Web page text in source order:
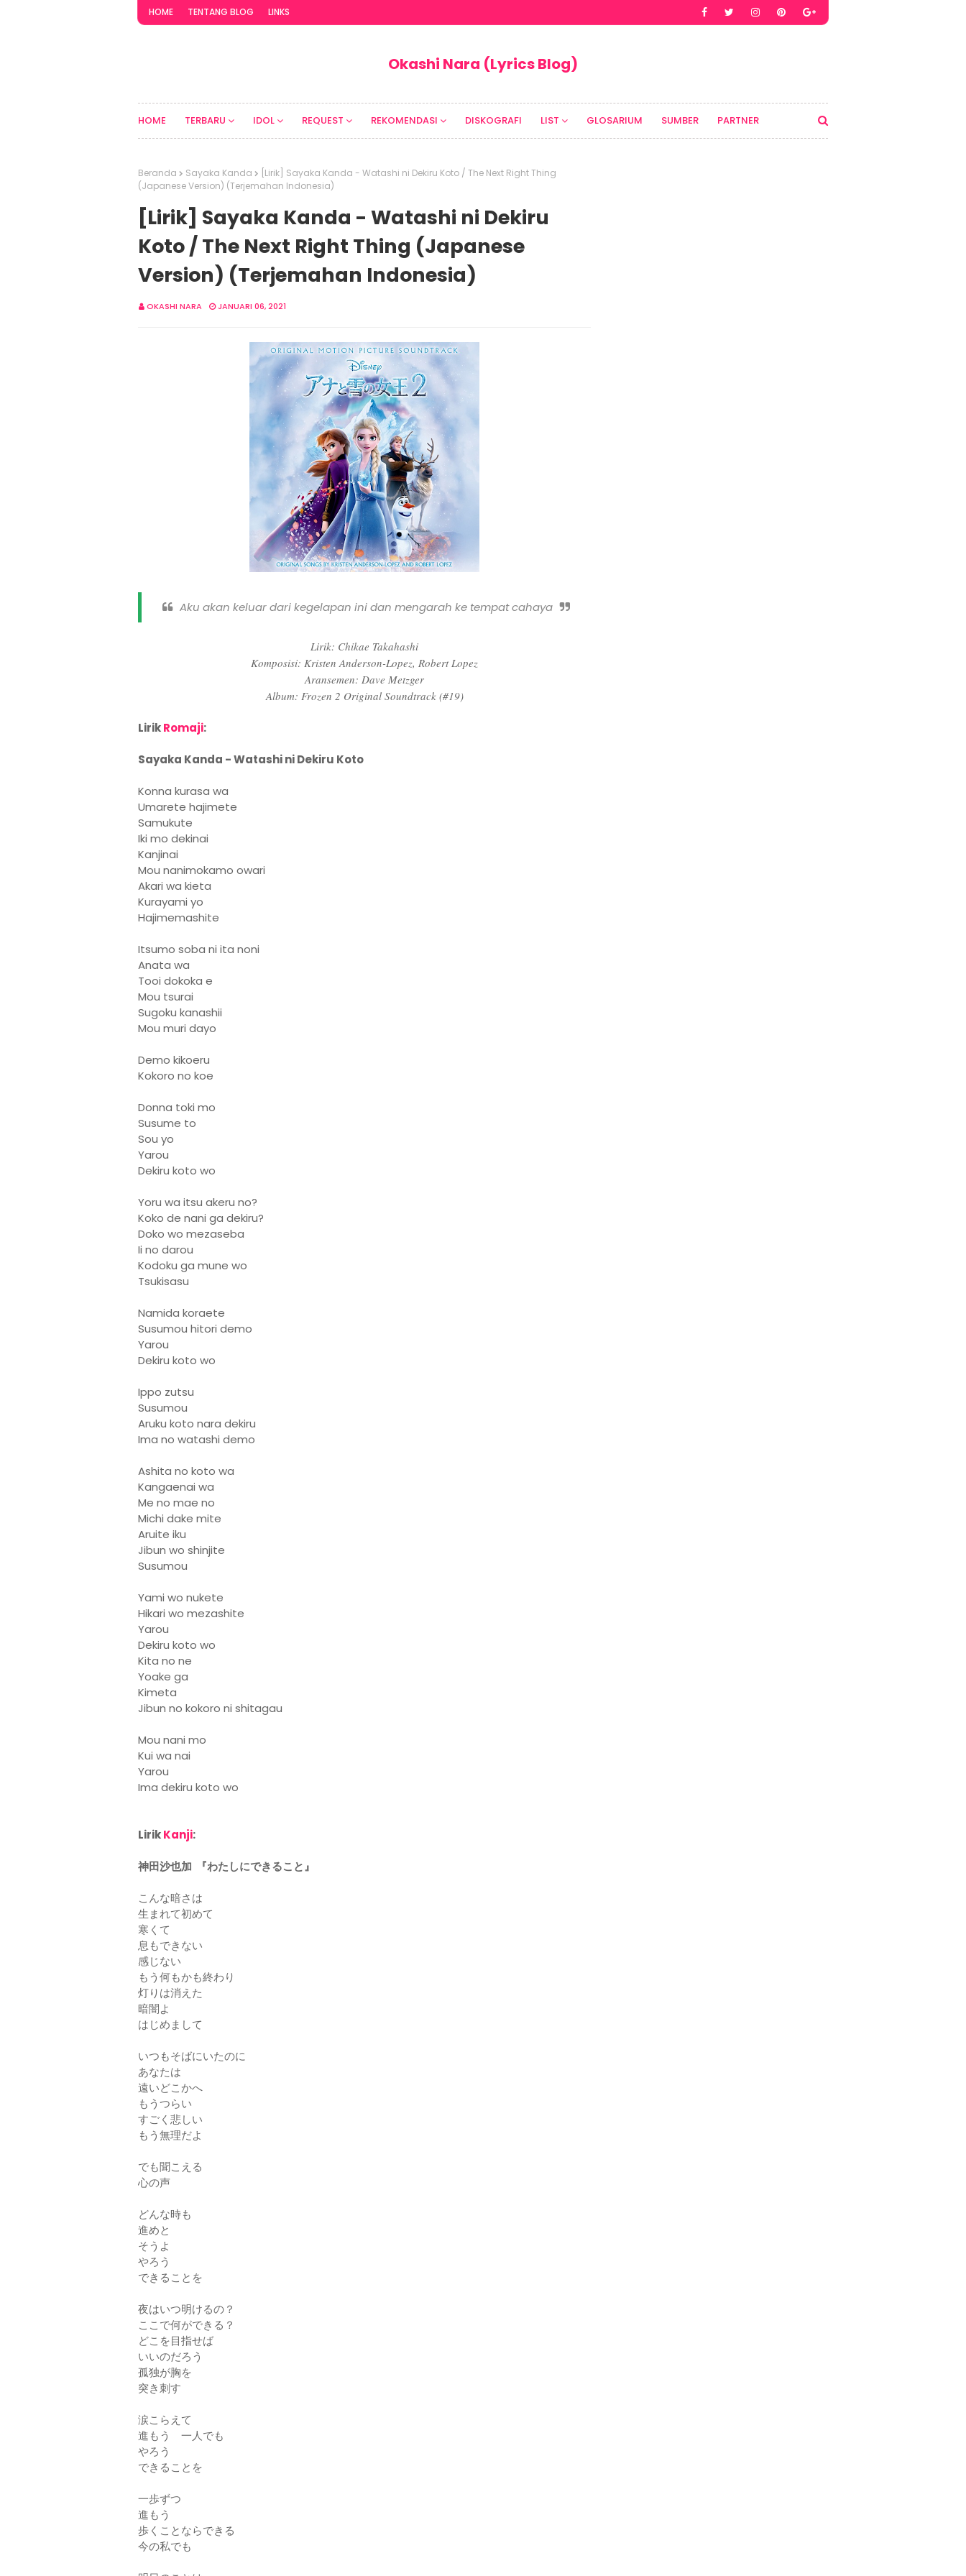
HOME TENTANG BLOG LINKS
Okashi Nara (Lyrics Blog)
HOME TERBARU IDOL REQUEST REKOMENDASI DISKOGRAFI LIST GLOSARIUM SUMBER PARTNER
Beranda Sayaka Kanda
[Lirik] Sayaka Kanda - Watashi ni Dekiru Koto / The Next Right Thing
(Japanese Version) (Terjemahan Indonesia)
[Lirik] Sayaka Kanda - Watashi ni Dekiru
Koto / The Next Right Thing (Japanese
Version) (Terjemahan Indonesia)
OKASHI NARA JANUARI 06, 2021
Aku akan keluar dari kegelapan ini dan mengarah ke tempat cahaya
Lirik: Chikae Takahashi
Komposisi: Kristen Anderson-Lopez, Robert Lopez
Aransemen: Dave Metzger
Album: Frozen 2 Original Soundtrack (#19)
LirikRomaji:
Sayaka Kanda - Watashi ni Dekiru Koto
Konna kurasa wa
Umarete hajimete
Samukute
Iki mo dekinai
Kanjinai
Mou nanimokamo owari
Akari wa kieta
Kurayami yo
Hajimemashite
Itsumo soba ni ita noni
Anata wa
Tooi dokoka e
Mou tsurai
Sugoku kanashii
Mou muri dayo
Demo kikoeru
Kokoro no koe
Donna toki mo
Susume to
Sou yo
Yarou
Dekiru koto wo
Yoru wa itsu akeru no?
Koko de nani ga dekiru?
Doko wo mezaseba
Ii no darou
Kodoku ga mune wo
Tsukisasu
Namida koraete
Susumou hitori demo
Yarou
Dekiru koto wo
Ippo zutsu
Susumou
Aruku koto nara dekiru
Ima no watashi demo
Ashita no koto wa
Kangaenai wa
Me no mae no
Michi dake mite
Aruite iku
Jibun wo shinjite
Susumou
Yami wo nukete
Hikari wo mezashite
Yarou
Dekiru koto wo
Kita no ne
Yoake ga
Kimeta
Jibun no kokoro ni shitagau
Mou nani mo
Kui wa nai
Yarou
Ima dekiru koto wo
LirikKanji:
神田沙也加 『わたしにできること』
こんな暗さは
生まれて初めて
寒くて
息もできない
感じない
もう何もかも終わり
灯りは消えた
暗闇よ
はじめまして
いつもそばにいたのに
あなたは
遠いどこかへ
もうつらい
すごく悲しい
もう無理だよ
でも聞こえる
心の声
どんな時も
進めと
そうよ
やろう
できることを
夜はいつ明けるの？
ここで何ができる？
どこを目指せば
いいのだろう
孤独が胸を
突き刺す
涙こらえて
進もう 一人でも
やろう
できることを
一歩ずつ
進もう
歩くことならできる
今の私でも